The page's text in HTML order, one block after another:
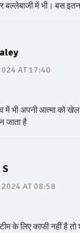
में भी। बस
AT 17:40
में भी अपनी आत्मा को खेल
जाता है
2024 AT 08:58
के लिए काफी नहीं है